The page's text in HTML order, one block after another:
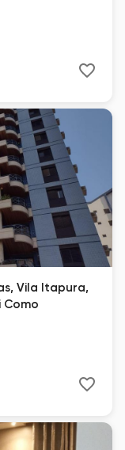
Vila Itapura,
Como